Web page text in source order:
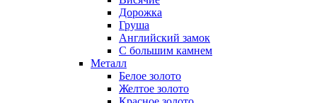
Дорожка
Груша
Английский замок
С большим камнем
Металл
Белое золото
Желтое золото